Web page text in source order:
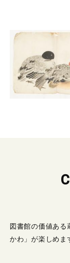
図書館の価値ある
かわ」が楽しめま